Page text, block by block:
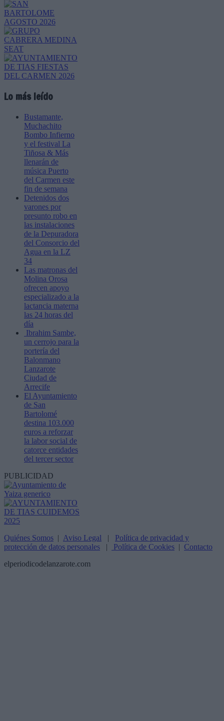
Lo más leído
Bustamante,
Muchachito
Bombo Infierno
y el festival La
Tiñosa & Más
llenarán de
música Puerto
del Carmen este
fin de semana
Detenidos dos
varones por
presunto robo en
las instalaciones
de la Depuradora
del Consorcio del
Agua en la LZ
34
Las matronas del
Molina Orosa
ofrecen apoyo
especializado a la
lactancia materna
las 24 horas del
día
Ibrahim Sambe,
un cerrojo para la
portería del
Balonmano
Lanzarote
Ciudad de
Arrecife
El Ayuntamiento
de San
Bartolomé
destina 103.000
euros a reforzar
la labor social de
catorce entidades
del tercer sector
PUBLICIDAD
Quiénes Somos | Aviso Legal | Política de privacidad y
protección de datos personales | Política de Cookies | Contacto
elperiodicodelanzarote.com